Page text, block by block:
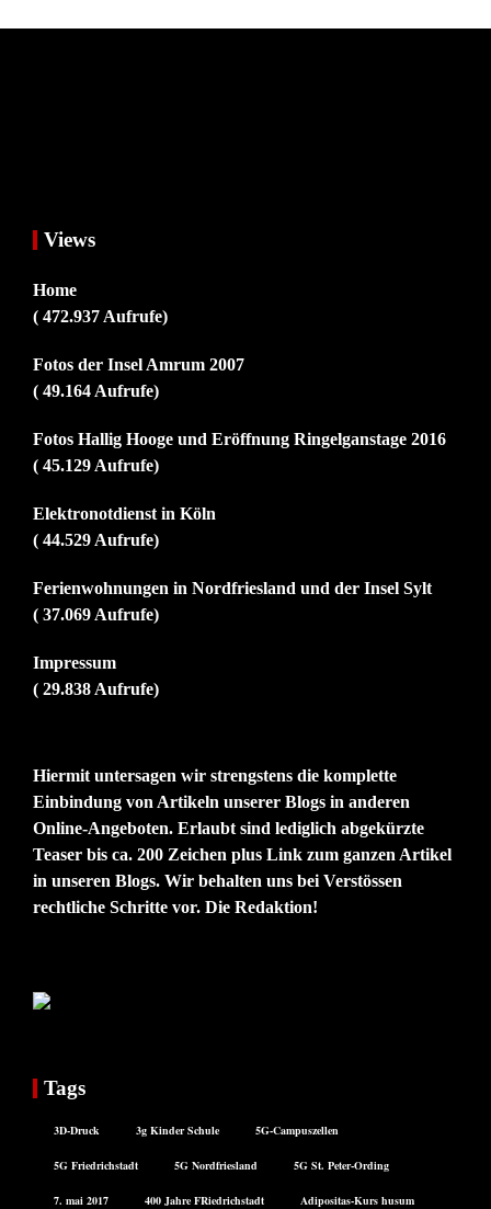
Views
Home
( 472.937 Aufrufe)
Fotos der Insel Amrum 2007
( 49.164 Aufrufe)
Fotos Hallig Hooge und Eröffnung Ringelganstage 2016
( 45.129 Aufrufe)
Elektronotdienst in Köln
( 44.529 Aufrufe)
Ferienwohnungen in Nordfriesland und der Insel Sylt
( 37.069 Aufrufe)
Impressum
( 29.838 Aufrufe)
Hiermit untersagen wir strengstens die komplette
Einbindung von Artikeln unserer Blogs in anderen
Online-Angeboten. Erlaubt sind lediglich abgekürzte
Teaser bis ca. 200 Zeichen plus Link zum ganzen Artikel
in unseren Blogs. Wir behalten uns bei Verstössen
rechtliche Schritte vor. Die Redaktion!
Tags
3D-Druck 3g Kinder Schule 5G-Campuszellen
5G Friedrichstadt 5G Nordfriesland 5G St. Peter-Ording
7. mai 2017 400 Jahre FRiedrichstadt Adipositas-Kurs husum